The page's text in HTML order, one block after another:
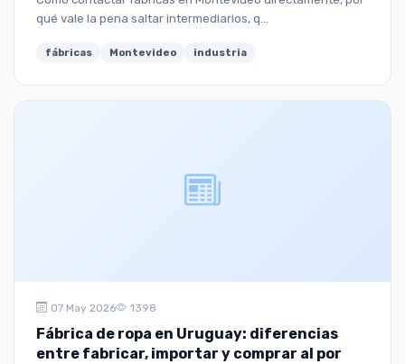
qué vale la pena saltar intermediarios, q...
fábricas Montevideo industria
07 May 2026 1398
Fábrica de ropa en Uruguay: diferencias
entre fabricar, importar y comprar al por